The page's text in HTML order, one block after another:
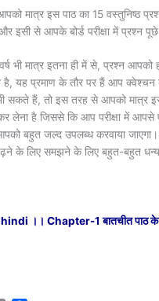
मात्र इस पाठ का 15 वस्तुनिष्ठ
इसी से आपके बोर्ड परीक्षा में प्रश्न
भी मात्र इतना ही में से, प्रश्न आपको
है, यह प्रमाण के तौर पर हैं आप
सकते हैं, तो इस तरह से आपको मात्र
लेना है जिससे कि आप परीक्षा में आपसे
बहुत जल्द उपलब्ध करवाया
के लिए समझने के लिए बहुत-बहुत
।। Chapter-1 बातचीत पाठ के